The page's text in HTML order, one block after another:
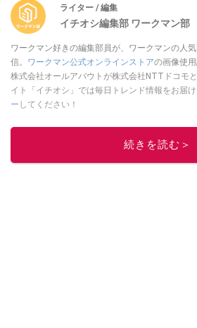
ライター / 編集
イチオシ編集部 ワークマン部
ワークマン好きの編集部員が、ワークマンの人
信。 ワークマン公式オンラインストアの画像使
株式会社オールアバウトが株式会社NTTドコモ
イト「イチオシ」では毎日トレンド情報をお届け
ー してください！
このイチオ
続きを読む＞